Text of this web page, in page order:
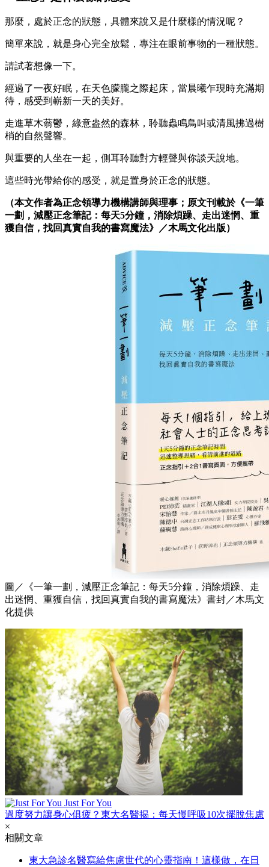
那麼，處於正念的狀態，具體來說又是什麼樣的情況呢？
簡單來說，就是身心完全放鬆，專注在眼前事物的一種狀態。
請試著想像一下。
經過了一夜好眠，在天色朦朧之際起床，當晨曦乍現時充滿期
待，感受到嶄新一天的美好。
走進草木蓊鬱，綠意盎然的森林，聆聽蟲鳴鳥叫或清風拂過樹
梢的自然聲響。
與重要的人坐在一起，側耳聆聽對方輕聲與你談天說地。
這些時光帶給你的感受，就是置身於正念的狀態。
（本文作者為正念領導力機構講師與理事；原文刊載於《一筆
一劃，減壓正念筆記：每天5分鐘，消除煩躁、走出迷惘、重
獲自信，找回真實自我的書寫魔法》 ／木馬文化出版）
圖／《一筆一劃，減壓正念筆記：每天5分鐘，消除煩躁、走
出迷惘、重獲自信，找回真實自我的書寫魔法》書封／木馬文
化提供
Just For You
過度努力讓身心俱疲？東大名醫揭：每天慢呼吸10次擺脫焦慮
×
相關文章
東大急診名醫寫給焦慮世代的心靈指南！這樣做，在日